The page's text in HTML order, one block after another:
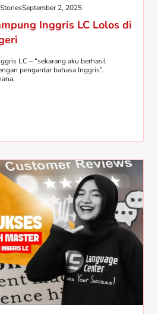
September 2, 2025
Inggris LC Lolos di
LC – “sekarang aku berhasil
pengantar bahasa Inggris”.